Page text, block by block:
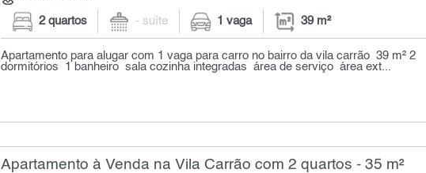
2 quartos - suíte 1 vaga 39 m²
Apartamento para alugar com 1 vaga para carro no bairro da vila carrão 39 m² 2
dormitórios 1 banheiro sala cozinha integradas área de serviço área ext...
Apartamento à Venda na Vila Carrão com 2 quartos - 35 m²